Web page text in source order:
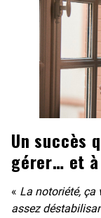
Un succès
gérer… et
« La notoriété, ça
assez